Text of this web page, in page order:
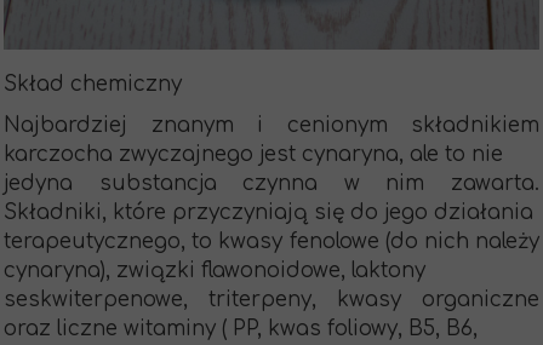
Skład chemiczny
Najbardziej znanym i cenionym składnikiem
karczocha zwyczajnego jest cynaryna, ale to nie
jedyna substancja czynna w nim zawarta.
Składniki, które przyczyniają się do jego działania
terapeutycznego, to kwasy fenolowe (do nich należy
cynaryna), związki flawonoidowe, laktony
seskwiterpenowe, triterpeny, kwasy organiczne
oraz liczne witaminy ( PP, kwas foliowy, B5, B6,